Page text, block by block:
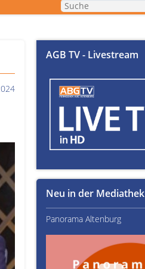
AGB TV - Livestream
Neu in der Mediathek
Panorama Altenburg